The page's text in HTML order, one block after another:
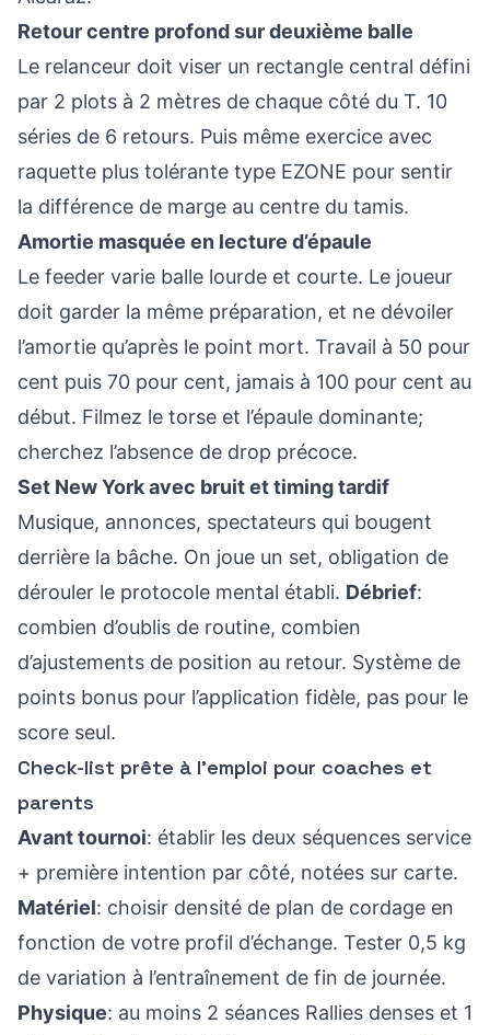
Retour centre profond sur deuxième balle
Le relanceur doit viser un rectangle central défini
par 2 plots à 2 mètres de chaque côté du T. 10
séries de 6 retours. Puis même exercice avec
raquette plus tolérante type EZONE pour sentir
la différence de marge au centre du tamis.
Amortie masquée en lecture d’épaule
Le feeder varie balle lourde et courte. Le joueur
doit garder la même préparation, et ne dévoiler
l’amortie qu’après le point mort. Travail à 50 pour
cent puis 70 pour cent, jamais à 100 pour cent au
début. Filmez le torse et l’épaule dominante;
cherchez l’absence de drop précoce.
Set New York avec bruit et timing tardif
Musique, annonces, spectateurs qui bougent
derrière la bâche. On joue un set, obligation de
dérouler le protocole mental établi. Débrief:
combien d’oublis de routine, combien
d’ajustements de position au retour. Système de
points bonus pour l’application fidèle, pas pour le
score seul.
Check-list prête à l’emploi pour coaches et
parents
Avant tournoi: établir les deux séquences service
+ première intention par côté, notées sur carte.
Matériel: choisir densité de plan de cordage en
fonction de votre profil d’échange. Tester 0,5 kg
de variation à l’entraînement de fin de journée.
Physique: au moins 2 séances Rallies denses et 1